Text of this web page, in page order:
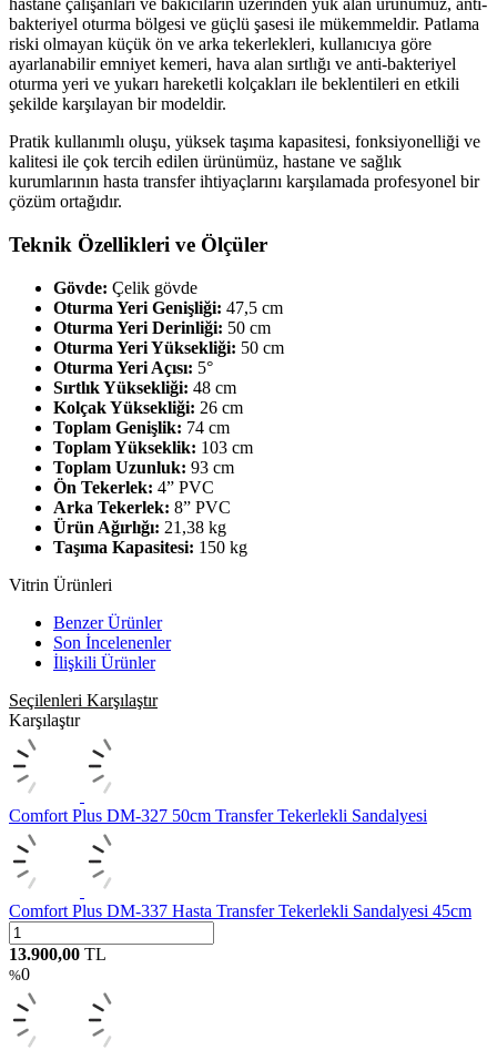
hastane çalışanları ve bakıcıların üzerinden yük alan ürünümüz, anti-
bakteriyel oturma bölgesi ve güçlü şasesi ile mükemmeldir. Patlama
riski olmayan küçük ön ve arka tekerlekleri, kullanıcıya göre
ayarlanabilir emniyet kemeri, hava alan sırtlığı ve anti-bakteriyel
oturma yeri ve yukarı hareketli kolçakları ile beklentileri en etkili
şekilde karşılayan bir modeldir.
Pratik kullanımlı oluşu, yüksek taşıma kapasitesi, fonksiyonelliği ve
kalitesi ile çok tercih edilen ürünümüz, hastane ve sağlık
kurumlarının hasta transfer ihtiyaçlarını karşılamada profesyonel bir
çözüm ortağıdır.
Teknik Özellikleri ve Ölçüler
Gövde: Çelik gövde
Oturma Yeri Genişliği: 47,5 cm
Oturma Yeri Derinliği: 50 cm
Oturma Yeri Yüksekliği: 50 cm
Oturma Yeri Açısı: 5°
Sırtlık Yüksekliği: 48 cm
Kolçak Yüksekliği: 26 cm
Toplam Genişlik: 74 cm
Toplam Yükseklik: 103 cm
Toplam Uzunluk: 93 cm
Ön Tekerlek: 4” PVC
Arka Tekerlek: 8” PVC
Ürün Ağırlığı: 21,38 kg
Taşıma Kapasitesi: 150 kg
Vitrin Ürünleri
Benzer Ürünler
Son İncelenenler
İlişkili Ürünler
Seçilenleri Karşılaştır
Karşılaştır
Comfort Plus DM-327 50cm Transfer Tekerlekli Sandalyesi
Comfort Plus DM-337 Hasta Transfer Tekerlekli Sandalyesi 45cm
13.900,00 TL
%0